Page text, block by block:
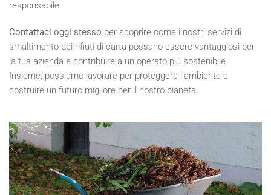
responsabile.
Contattaci oggi stesso per scoprire come i nostri servizi di
smaltimento dei rifiuti di carta possano essere vantaggiosi per
la tua azienda e contribuire a un operato più sostenibile.
Insieme, possiamo lavorare per proteggere l'ambiente e
costruire un futuro migliore per il nostro pianeta.